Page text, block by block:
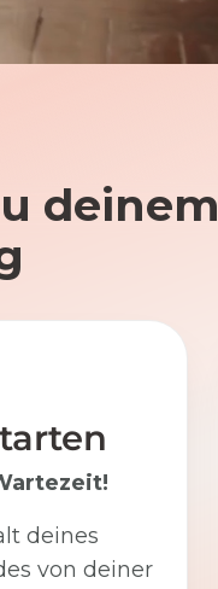
deinem
deines
von deiner